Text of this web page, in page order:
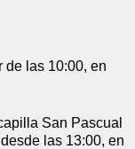
de las 10:00, en
San Pascual
las 13:00, en